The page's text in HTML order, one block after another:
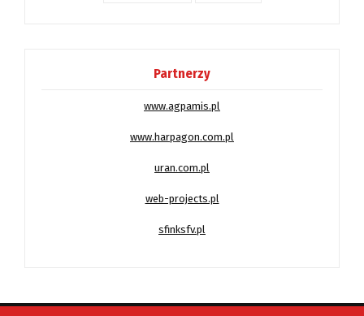
Partnerzy
www.agpamis.pl
www.harpagon.com.pl
uran.com.pl
web-projects.pl
sfinksfv.pl